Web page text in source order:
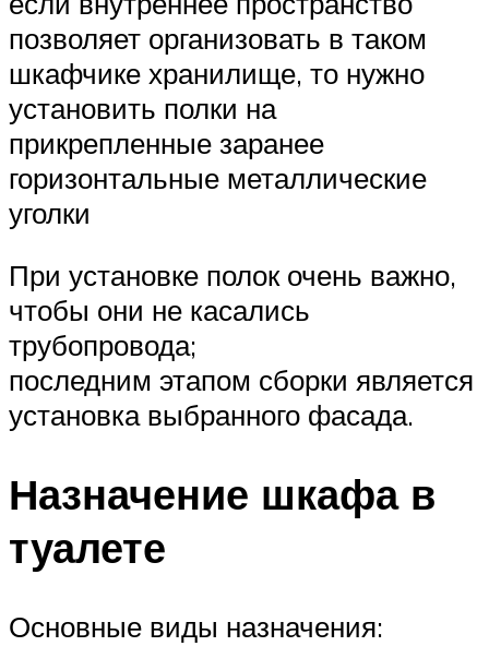
позволяет организовать в таком
шкафчике хранилище, то нужно
установить полки на
прикрепленные заранее
горизонтальные металлические
уголки
При установке полок очень важно,
чтобы они не касались
трубопровода;
последним этапом сборки является
установка выбранного фасада.
Назначение шкафа в
туалете
Основные виды назначения: